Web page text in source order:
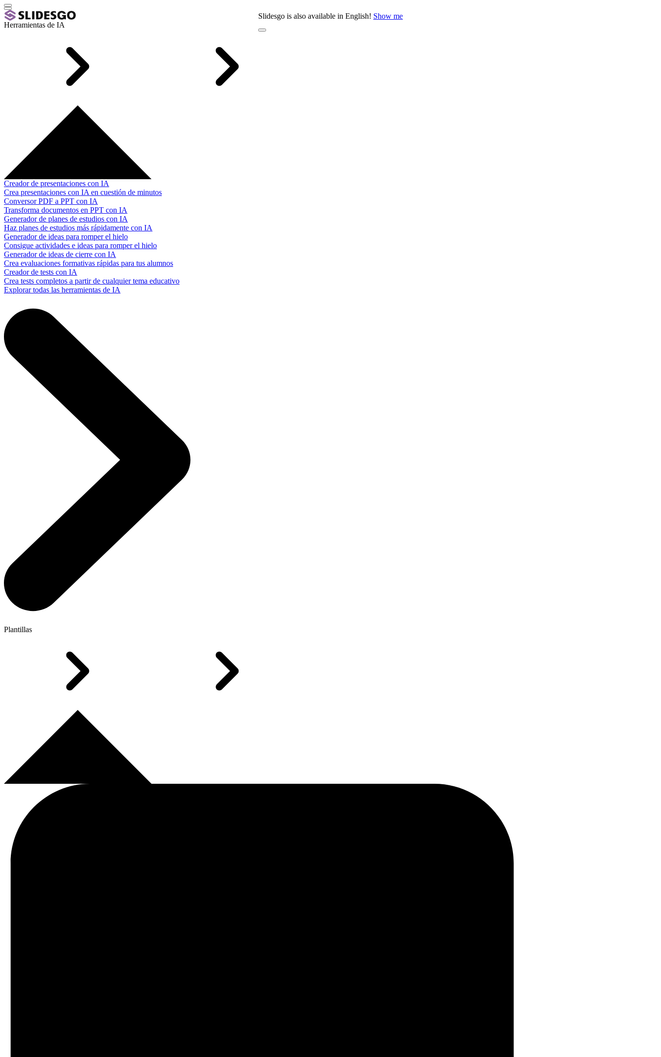
Slidesgo is also available in English! Show me
Herramientas de IA
Creador de presentaciones con IA
Crea presentaciones con IA en cuestión de minutos
Conversor PDF a PPT con IA
Transforma documentos en PPT con IA
Generador de planes de estudios con IA
Haz planes de estudios más rápidamente con IA
Generador de ideas para romper el hielo
Consigue actividades e ideas para romper el hielo
Generador de ideas de cierre con IA
Crea evaluaciones formativas rápidas para tus alumnos
Creador de tests con IA
Crea tests completos a partir de cualquier tema educativo
Explorar todas las herramientas de IA
Plantillas